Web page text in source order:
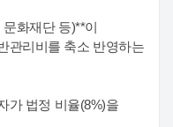
화재단 등)**이
관리비를 축소 반영하는
가 법정 비율(8%)을